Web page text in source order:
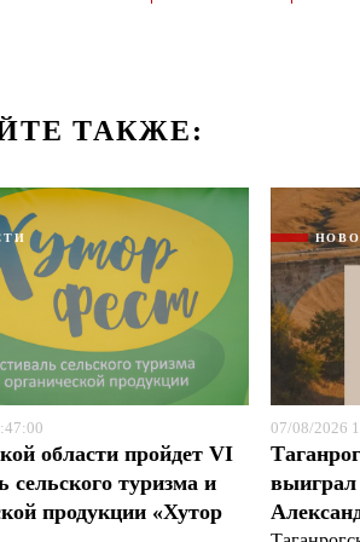
ТАКЖЕ:
области пройдет VI
сельского туризма и
продукции «Хутор
07/08/2026
выиграл